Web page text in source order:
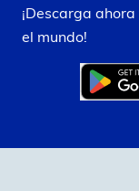
¡Descarga
el mundo!